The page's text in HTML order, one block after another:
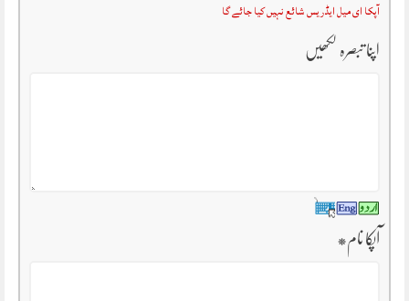
آپکا ای میل ایڈریس شائع نہیں کیا جائے گا
اپنا تبصرہ لکھیں
آپکا نام*